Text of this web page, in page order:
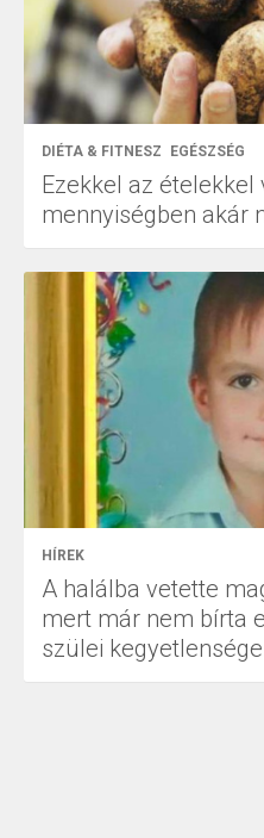
DIÉTA & FITNESZ EGÉSZSÉG
Ezekkel az ételekkel
mennyiségben akár
HÍREK
A halálba vetette
mert már nem bírta
szülei